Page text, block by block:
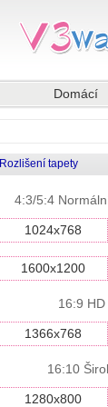
Domácí
Rozlišení tapety
4:3/5:4
1024x768
1600x1200
16:9
1366x768
16:10
1280x800